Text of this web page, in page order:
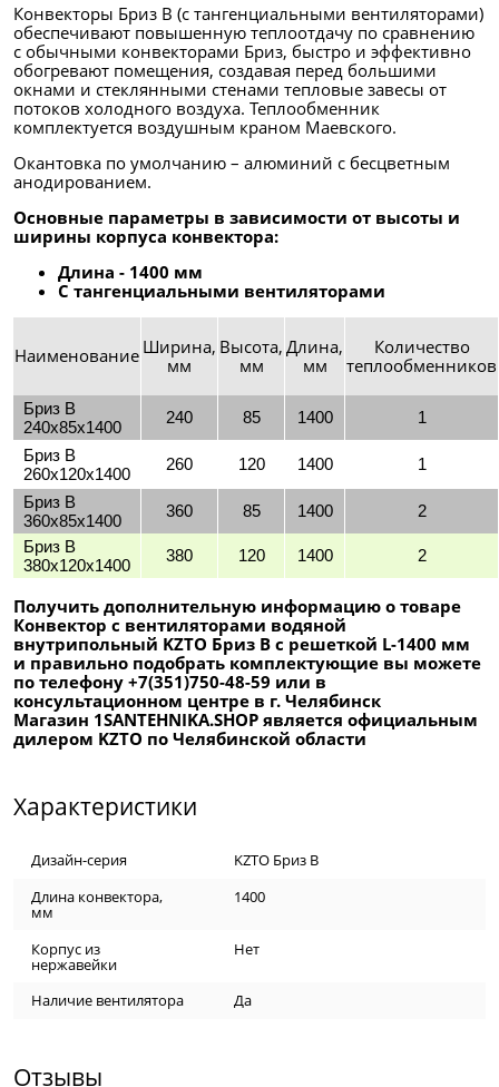
Конвекторы Бриз В (с тангенциальными вентиляторами)
обеспечивают повышенную теплоотдачу по сравнению
с обычными конвекторами Бриз, быстро и эффективно
обогревают помещения, создавая перед большими
окнами и стеклянными стенами тепловые завесы от
потоков холодного воздуха. Теплообменник
комплектуется воздушным краном Маевского.
Окантовка по умолчанию – алюминий с бесцветным
анодированием.
Основные параметры в зависимости от высоты и
ширины корпуса конвектора:
Длина - 1400 мм
C тангенциальными вентиляторами
Наименование Ширина,
мм
Высота,
мм
Длина,
мм
Количество
теплообменников
Бриз В
240x85x1400
240 85 1400 1
Бриз В
260x120x1400
260 120 1400 1
Бриз В
360x85x1400
360 85 1400
2
Бриз В
380x120x1400
380 120 1400 2
Получить дополнительную информацию о товаре
Конвектор с вентиляторами водяной
внутрипольный KZTO Бриз В с решеткой L-1400 мм
и правильно подобрать комплектующие вы можете
по телефону +7(351)750-48-59 или в
консультационном центре в г. Челябинск
Магазин 1SANTEHNIKA.SHOP является официальным
дилером KZTO по Челябинской области
Характеристики
Дизайн-серия
KZTO Бриз В
Длина конвектора,
мм
1400
Корпус из
нержавейки
Нет
Наличие вентилятора Да
Отзывы